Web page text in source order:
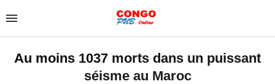
Au moins 1037 morts dans un puissant
séisme au Maroc